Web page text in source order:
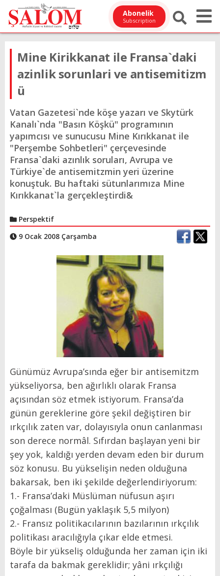
Abonelik
Subscription
Mine Kirikkanat ile Fransa`daki
azinlik sorunlari ve antisemitizm
ü
Vatan Gazetesi`nde köşe yazarı ve Skytürk
Kanalı`nda "Basın Köşkü" programının
yapımcısı ve sunucusu Mine Kırıkkanat ile
"Perşembe Sohbetleri" çerçevesinde
Fransa`daki azınlık soruları, Avrupa ve
Türkiye`de antisemitzmin yeri üzerine
konuştuk. Bu haftaki sütunlarımıza Mine
Kırıkkanat`la gerçekleştirdi&
Perspektif
9 Ocak 2008 Çarşamba
Günümüz Avrupa’sında eğer bir antisemitzm
yükseliyorsa, ben ağırlıklı olarak Fransa
açısından söz etmek istiyorum. Fransa’da
günün gereklerine göre şekil değiştiren bir
ırkçılık zaten var, dolayısıyla onun canlanması
son derece normâl. Sıfırdan başlayan yeni bir
şey yok, kaldığı yerden devam eden bir durum
söz konusu. Bu yükselişin neden olduğuna
bakarsak, ben iki şekilde değerlendiriyorum:
1.- Fransa’daki Müslüman nüfusun aşırı
çoğalması (Bugün yaklaşık 5,5 milyon)
2.- Fransız politikacılarının bazılarının ırkçılık
politikası aracılığıyla çıkar elde etmesi.
Böyle bir yükseliş olduğunda her zaman için iki
tarafa da bakmak gereklidir; yâni ırkçılığı